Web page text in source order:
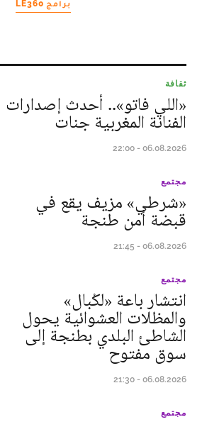
برامج LE360
ثقافة
«اللي فاتو».. أحدث إصدارات
الفنانة المغربية جنات
06.08.2026 - 22:00
مجتمع
«شرطي» مزيف يقع في
قبضة أمن طنجة
06.08.2026 - 21:45
مجتمع
انتشار باعة «لكْبال»
والمظلات العشوائية يحول
الشاطئ البلدي بطنجة إلى
سوق مفتوح
06.08.2026 - 21:30
مجتمع